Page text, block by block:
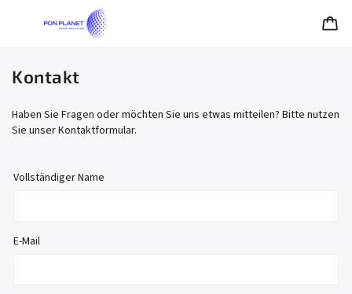
Kontakt
Haben Sie Fragen oder möchten Sie uns etwas mitteilen? Bitte nutzen
Sie unser Kontaktformular.
Vollständiger Name
E-Mail